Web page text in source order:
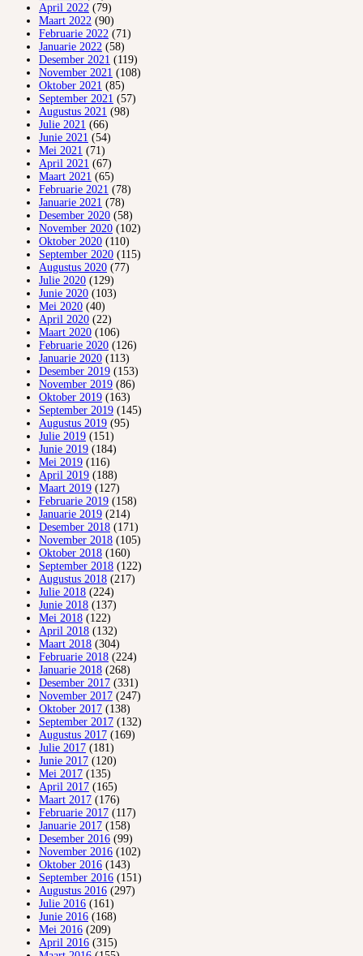
April 2022 (79)
Maart 2022 (90)
Februarie 2022 (71)
Januarie 2022 (58)
Desember 2021 (119)
November 2021 (108)
Oktober 2021 (85)
September 2021 (57)
Augustus 2021 (98)
Julie 2021 (66)
Junie 2021 (54)
Mei 2021 (71)
April 2021 (67)
Maart 2021 (65)
Februarie 2021 (78)
Januarie 2021 (78)
Desember 2020 (58)
November 2020 (102)
Oktober 2020 (110)
September 2020 (115)
Augustus 2020 (77)
Julie 2020 (129)
Junie 2020 (103)
Mei 2020 (40)
April 2020 (22)
Maart 2020 (106)
Februarie 2020 (126)
Januarie 2020 (113)
Desember 2019 (153)
November 2019 (86)
Oktober 2019 (163)
September 2019 (145)
Augustus 2019 (95)
Julie 2019 (151)
Junie 2019 (184)
Mei 2019 (116)
April 2019 (188)
Maart 2019 (127)
Februarie 2019 (158)
Januarie 2019 (214)
Desember 2018 (171)
November 2018 (105)
Oktober 2018 (160)
September 2018 (122)
Augustus 2018 (217)
Julie 2018 (224)
Junie 2018 (137)
Mei 2018 (122)
April 2018 (132)
Maart 2018 (304)
Februarie 2018 (224)
Januarie 2018 (268)
Desember 2017 (331)
November 2017 (247)
Oktober 2017 (138)
September 2017 (132)
Augustus 2017 (169)
Julie 2017 (181)
Junie 2017 (120)
Mei 2017 (135)
April 2017 (165)
Maart 2017 (176)
Februarie 2017 (117)
Januarie 2017 (158)
Desember 2016 (99)
November 2016 (102)
Oktober 2016 (143)
September 2016 (151)
Augustus 2016 (297)
Julie 2016 (161)
Junie 2016 (168)
Mei 2016 (209)
April 2016 (315)